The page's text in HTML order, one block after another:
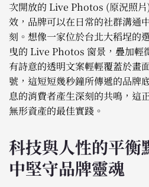
次開放的 Live Photos (原況照
效，品牌可以在日常的社群溝通
刻。想像一家位於台北大稻埕的
曳的 Live Photos 窗景，疊加輕
有詩意的透明文案輕輕覆蓋於畫
號，這短短幾秒鐘所傳遞的品牌
息的消費者產生深刻的共鳴，這
無形資產的最佳實踐。
科技與人性的平
中堅守品牌靈魂